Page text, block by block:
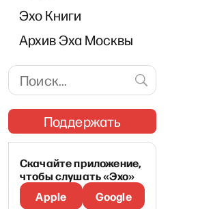
Эхо Книги
Архив Эха Москвы
Поддержать
Скачайте приложение,
чтобы слушать «Эхо»
Apple
Google